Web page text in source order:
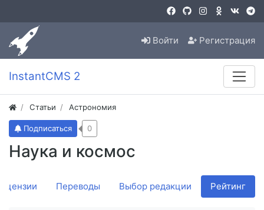
Войти Регистрация
InstantCMS 2
Статьи Астрономия
Наука и космос
Подписаться 0
Переводы Выбор редакции Рейтинг